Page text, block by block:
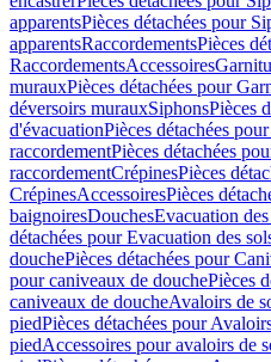
apparentsPièces détachées pour
apparentsRaccordementsPièces
RaccordementsAccessoires
murauxPièces détachées pour
déversoirs murauxSiphonsPièces
d'évacuationPièces détachées
raccordementPièces détachées
raccordementCrépinesPièces
CrépinesAccessoiresPièces
baignoiresDouchesEvacuation
détachées pour Evacuation des
douchePièces détachées pour
pour caniveaux de douchePièces
caniveaux de doucheAvaloirs de
piedPièces détachées pour
piedAccessoires pour avaloirs de